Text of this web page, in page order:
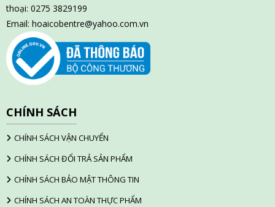
thoại: 0275 3829199
Email: hoaicobentre@yahoo.com.vn
CHÍNH SÁCH
CHÍNH SÁCH VẬN CHUYỂN
CHÍNH SÁCH ĐỔI TRẢ SẢN PHẨM
CHÍNH SÁCH BẢO MẬT THÔNG TIN
CHÍNH SÁCH AN TOÀN THỰC PHẨM